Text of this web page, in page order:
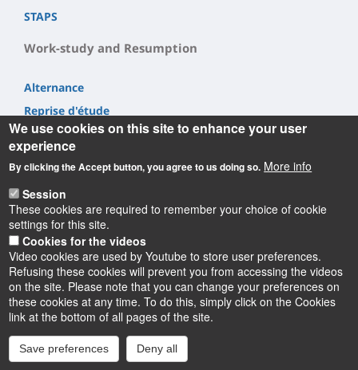
STAPS
Work-study and Resumption
Alternance
Reprise d'étude
Informations
InstagramLinkedInYoutubeTikTok
Accessibilité : partiellement conforme
We use cookies on this site to enhance your user
experience
By clicking the Accept button, you agree to us doing so. More info
Session
These cookies are required to remember your choice of cookie
settings for this site.
Cookies for the videos
Video cookies are used by Youtube to store user preferences.
Refusing these cookies will prevent you from accessing the videos
on the site. Please note that you can change your preferences on
these cookies at any time. To do this, simply click on the Cookies
link at the bottom of all pages of the site.
Save preferences Deny all